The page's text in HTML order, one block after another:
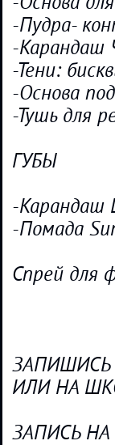
-Пудра-
-Карандаш
-Тени:
-Основа
-Тушь для
ГУБЫ
-Карандаш
-Помада
Спрей для
ЗАПИШИСЬ
ИЛИ НА
ЗАПИСЬ